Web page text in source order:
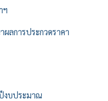
ฯ
ลการประกวดราคา
งบประมาณ